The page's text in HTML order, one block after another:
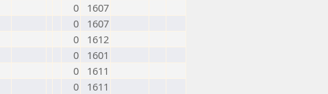
0
1607
0
1607
0
1612
0
1601
0
1611
0
1611